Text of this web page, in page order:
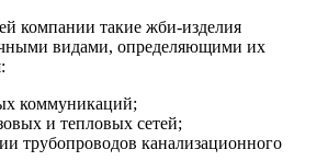
компании такие жби-изделия
видами, определяющими их
коммуникаций;
и тепловых сетей;
трубопроводов канализационного